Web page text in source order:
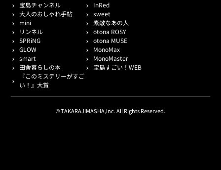
宝島チャンネル
InRed
大人のおしゃれ手帖
sweet
mini
素敵なあの人
リンネル
otona ROSY
SPRiNG
otona MUSE
GLOW
MonoMax
smart
MonoMaster
田舎暮らしの本
宝島すごい！WEB
『このミステリーがすご
い！』大賞
© TAKARAJIMASHA,Inc. All Rights Reserved.